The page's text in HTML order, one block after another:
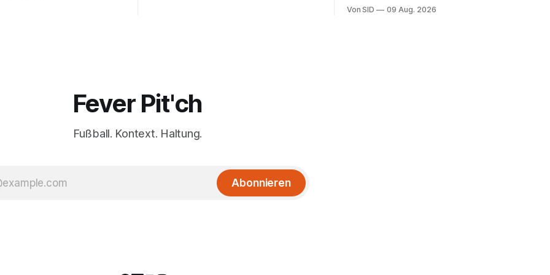
Von SID 09 Aug. 2026
Fever Pit'ch
Fußball. Kontext. Haltung.
Abonnieren